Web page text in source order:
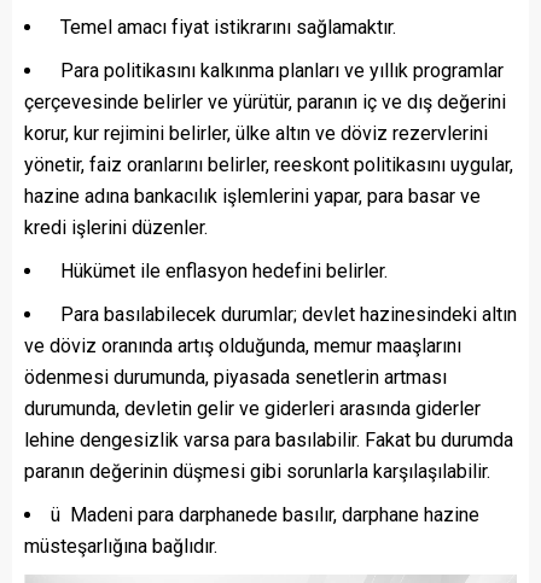
Temel amacı fiyat istikrarını sağlamaktır.
Para politikasını kalkınma planları ve yıllık programlar
çerçevesinde belirler ve yürütür, paranın iç ve dış değerini
korur, kur rejimini belirler, ülke altın ve döviz rezervlerini
yönetir, faiz oranlarını belirler, reeskont politikasını uygular,
hazine adına bankacılık işlemlerini yapar, para basar ve
kredi işlerini düzenler.
Hükümet ile enflasyon hedefini belirler.
Para basılabilecek durumlar; devlet hazinesindeki altın
ve döviz oranında artış olduğunda, memur maaşlarını
ödenmesi durumunda, piyasada senetlerin artması
durumunda, devletin gelir ve giderleri arasında giderler
lehine dengesizlik varsa para basılabilir. Fakat bu durumda
paranın değerinin düşmesi gibi sorunlarla karşılaşılabilir.
ü Madeni para darphanede basılır, darphane hazine
müsteşarlığına bağlıdır.